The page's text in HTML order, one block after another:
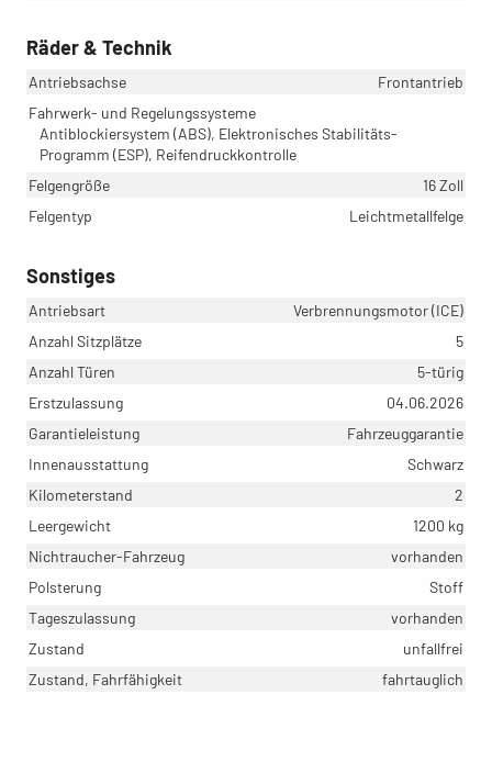
Räder & Technik
Antriebsachse
Frontantrieb
Fahrwerk- und Regelungssysteme
Antiblockiersystem (ABS), Elektronisches Stabilitäts-
Programm (ESP), Reifendruckkontrolle
Felgengröße
16 Zoll
Felgentyp
Leichtmetallfelge
Sonstiges
Antriebsart
Verbrennungsmotor (ICE)
Anzahl Sitzplätze
5
Anzahl Türen
5-türig
Erstzulassung
04.06.2026
Garantieleistung
Fahrzeuggarantie
Innenausstattung
Schwarz
Kilometerstand
2
Leergewicht
1200 kg
Nichtraucher-Fahrzeug
vorhanden
Polsterung
Stoff
Tageszulassung
vorhanden
Zustand
unfallfrei
Zustand, Fahrfähigkeit
fahrtauglich